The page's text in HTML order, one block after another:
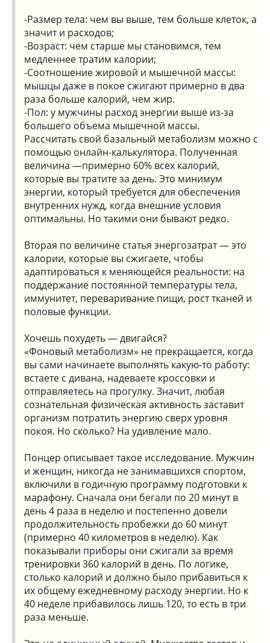
-Размер тела: чем вы выше, тем больше клеток, а
значит и расходов;
-Возраст: чем старше мы становимся, тем
медленнее тратим калории;
-Соотношение жировой и мышечной массы:
мышцы даже в покое сжигают примерно в два
раза больше калорий, чем жир.
-Пол: у мужчины расход энергии выше из-за
большего объема мышечной массы.
Рассчитать свой базальный метаболизм можно с
помощью онлайн-калькулятора. Полученная
величина —примерно 60% всех калорий,
которые вы тратите за день. Это минимум
энергии, который требуется для обеспечения
внутренних нужд, когда внешние условия
оптимальны. Но такими они бывают редко.
Вторая по величине статья энергозатрат — это
калории, которые вы сжигаете, чтобы
адаптироваться к меняющейся реальности: на
поддержание постоянной температуры тела,
иммунитет, переваривание пищи, рост тканей и
половые функции.
Хочешь похудеть — двигайся?
«Фоновый метаболизм» не прекращается, когда
вы сами начинаете выполнять какую-то работу:
встаете с дивана, надеваете кроссовки и
отправляетесь на прогулку. Значит, любая
сознательная физическая активность заставит
организм потратить энергию сверх уровня
покоя. Но сколько? На удивление мало.
Понцер описывает такое исследование. Мужчин
и женщин, никогда не занимавшихся спортом,
включили в годичную программу подготовки к
марафону. Сначала они бегали по 20 минут в
день 4 раза в неделю и постепенно довели
продолжительность пробежки до 60 минут
(примерно 40 километров в неделю). Как
показывали приборы они сжигали за время
тренировки 360 калорий в день. По логике,
столько калорий и должно было прибавиться к
их общему ежедневному расходу энергии. Но к
40 неделе прибавилось лишь 120, то есть в три
раза меньше.